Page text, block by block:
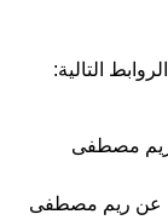
التالية:
بين ريم مصطفى
التريند.. 13 معلومة عن ريم مصطفى